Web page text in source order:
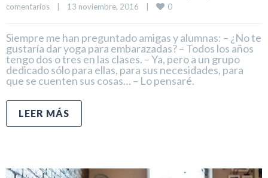
comentarios
| 13 noviembre, 2016 | 0
Siempre me han preguntado amigas y alumnas: – ¿No te
gustaría dar yoga para embarazadas? – Todos los años
tengo dos o tres en las clases. – Ya, pero a un grupo
dedicado sólo para ellas, para sus necesidades, para
que se cuenten sus cosas… – Lo pensaré.
LEER MÁS